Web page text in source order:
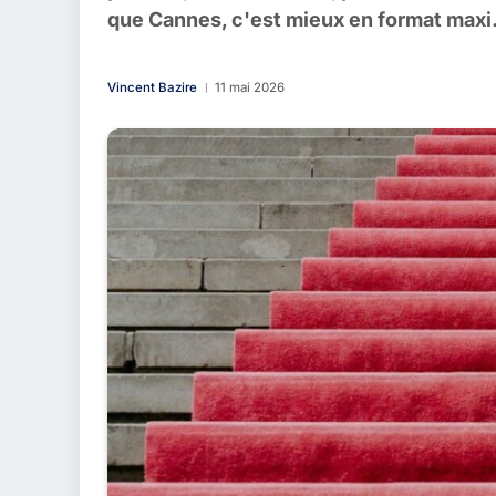
que Cannes, c'est mieux en format
Vincent Bazire 11 mai 2026